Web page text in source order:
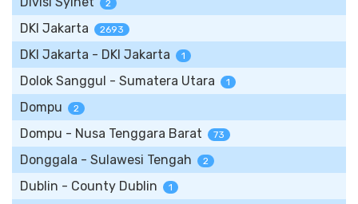
2
DKI Jakarta 2693
DKI Jakarta - DKI Jakarta 1
Dolok Sanggul - Sumatera Utara 1
Dompu 2
Dompu - Nusa Tenggara Barat 73
Donggala - Sulawesi Tengah 2
Dublin - County Dublin 1